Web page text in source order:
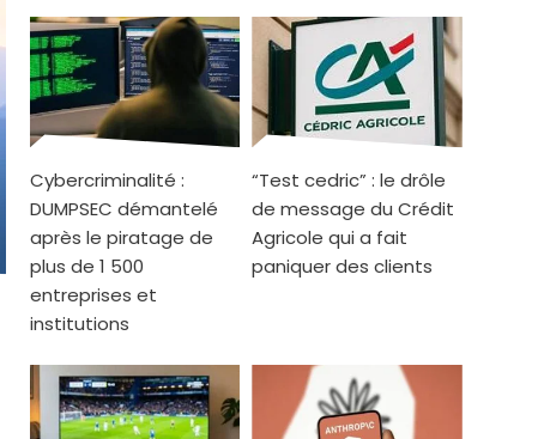
Cybercriminalité :
DUMPSEC démantelé
après le piratage de
plus de 1 500
entreprises et
institutions
“Test cedric” : le drôle
de message du Crédit
Agricole qui a fait
paniquer des clients